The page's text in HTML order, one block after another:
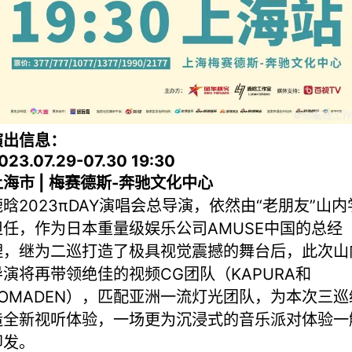
信息：
07.30 19:30
市 | 梅赛德斯-奔驰文化中心
2023πDAY演唱会总导演，依然由“老朋友”山内
，作为日本重量级娱乐公司AMUSE中国的总经
继为二巡打造了极具视觉震撼的舞台后，此次山
将再带领绝佳的视频CG团队（KAPURA和
），匹配亚洲一流灯光团队，为本次三
新视听体验，一场更为沉浸式的音乐派对体验一
。